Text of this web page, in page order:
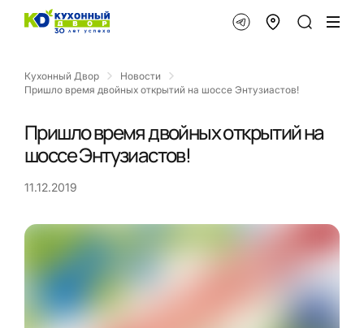
Кухонный Двор
Новости
Пришло время двойных открытий на шоссе Энтузиастов!
Пришло время двойных открытий на
шоссе Энтузиастов!
11.12.2019